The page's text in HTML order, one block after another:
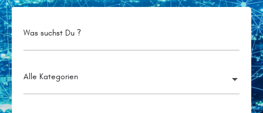
Was suchst Du ?
Alle Kategorien